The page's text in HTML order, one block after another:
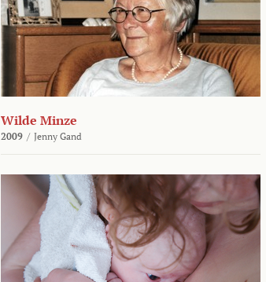
Wilde Minze
2009 / Jenny Gand